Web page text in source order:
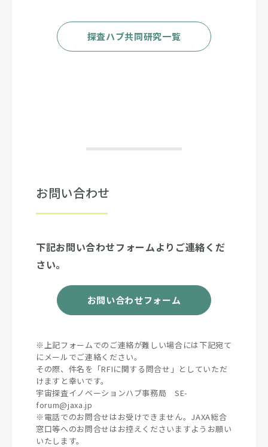
探査ハブ共同研究一覧
お問い合わせ
下記お問い合わせフォームよりご連絡くだ
さい。
お問い合わせフォーム
※上記フォームでのご連絡が難しい場合には下記宛て
にメールでご連絡ください。
その際、件名を「RFIに関する問合せ」としていただ
けますと幸いです。
宇宙探査イノベーションハブ事務局 SE-
forum@jaxa.jp
※電話でのお問合せはお受けできません。JAXA総合
窓口等へのお問合せはお控えくださいますようお願い
いたします。